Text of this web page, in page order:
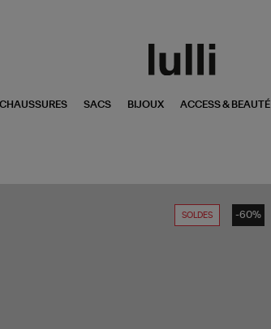
CHAUSSURES SACS BIJOUX ACCESS & BEAUTÉ
SOLDES -60%